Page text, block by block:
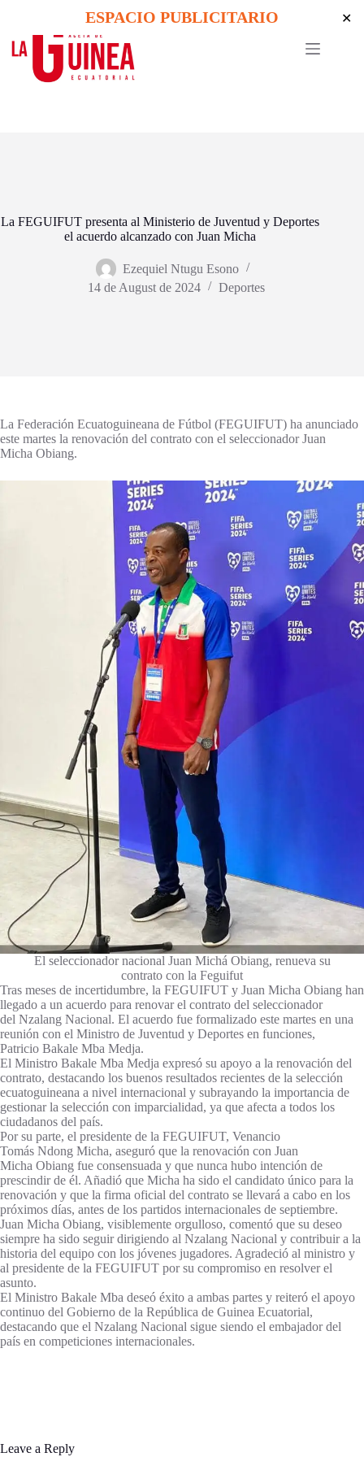
content
ESPACIO PUBLICITARIO ✕
La FEGUIFUT presenta al Ministerio de Juventud y Deportes
el acuerdo alcanzado con Juan Micha
Ezequiel Ntugu Esono
14 de August de 2024
Deportes
La Federación Ecuatoguineana de Fútbol (FEGUIFUT) ha anunciado
este martes la renovación del contrato con el seleccionador Juan
Micha Obiang.
El seleccionador nacional Juan Michá Obiang, renueva su
contrato con la Feguifut
Tras meses de incertidumbre, la FEGUIFUT y Juan Micha Obiang han
llegado a un acuerdo para renovar el contrato del seleccionador
del Nzalang Nacional. El acuerdo fue formalizado este martes en una
reunión con el Ministro de Juventud y Deportes en funciones,
Patricio Bakale Mba Medja.
El Ministro Bakale Mba Medja expresó su apoyo a la renovación del
contrato, destacando los buenos resultados recientes de la selección
ecuatoguineana a nivel internacional y subrayando la importancia de
gestionar la selección con imparcialidad, ya que afecta a todos los
ciudadanos del país.
Por su parte, el presidente de la FEGUIFUT, Venancio
Tomás Ndong Micha, aseguró que la renovación con Juan
Micha Obiang fue consensuada y que nunca hubo intención de
prescindir de él. Añadió que Micha ha sido el candidato único para la
renovación y que la firma oficial del contrato se llevará a cabo en los
próximos días, antes de los partidos internacionales de septiembre.
Juan Micha Obiang, visiblemente orgulloso, comentó que su deseo
siempre ha sido seguir dirigiendo al Nzalang Nacional y contribuir a la
historia del equipo con los jóvenes jugadores. Agradeció al ministro y
al presidente de la FEGUIFUT por su compromiso en resolver el
asunto.
El Ministro Bakale Mba deseó éxito a ambas partes y reiteró el apoyo
continuo del Gobierno de la República de Guinea Ecuatorial,
destacando que el Nzalang Nacional sigue siendo el embajador del
país en competiciones internacionales.
Leave a Reply